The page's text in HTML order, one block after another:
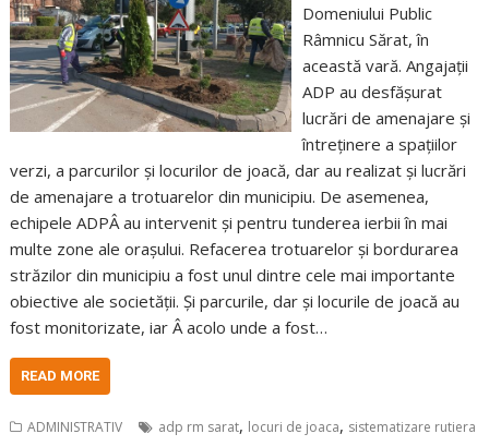
Domeniului Public
Râmnicu Sărat, în
această vară. Angajații
ADP au desfășurat
lucrări de amenajare și
întreținere a spațiilor
verzi, a parcurilor și locurilor de joacă, dar au realizat și lucrări
de amenajare a trotuarelor din municipiu. De asemenea,
echipele ADPÂ au intervenit și pentru tunderea ierbii în mai
multe zone ale orașului. Refacerea trotuarelor și bordurarea
străzilor din municipiu a fost unul dintre cele mai importante
obiective ale societății. Și parcurile, dar și locurile de joacă au
fost monitorizate, iar Â acolo unde a fost…
READ MORE
ADMINISTRATIV adp rm sarat, locuri de joaca, sistematizare rutiera